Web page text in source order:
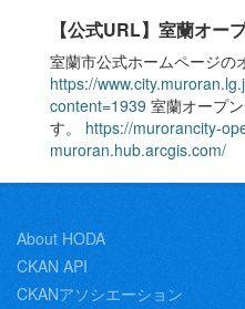
【公式URL】室蘭オー
室蘭市公式ホームページの
https://
content=1939 室蘭オープ
す。 https://murorancity-
muroran.hub.arcgis.com/
About HODA
CKAN API
CKANアソシエーション